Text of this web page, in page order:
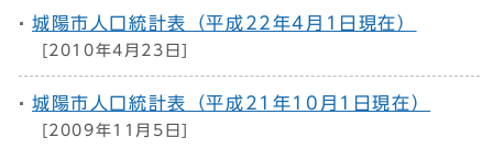
城陽市人口統計表（平成22年4月1日現在）
[2010年4月23日]
城陽市人口統計表（平成21年10月1日現在）
[2009年11月5日]